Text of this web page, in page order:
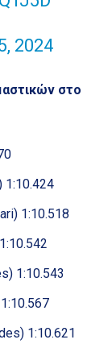
2024
στο
1:10.424
1:10.518
1:10.543
1:10.621